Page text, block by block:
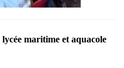
lycée maritime et aquacole